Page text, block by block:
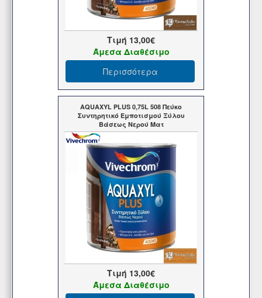
Τιμή 13,00€
Άμεσα Διαθέσιμο
Περισσότερα
AQUAXYL PLUS 0,75L 508 Πεύκο
Συντηρητικό Εμποτισμού Ξύλου
Βάσεως Νερού Ματ
Τιμή 13,00€
Άμεσα Διαθέσιμο